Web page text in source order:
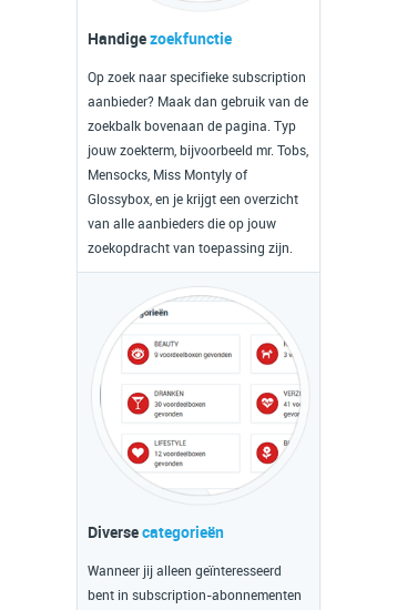
Handigezoekfunctie
Op zoek naar specifieke subscription
aanbieder? Maak dan gebruik van de
zoekbalk bovenaan de pagina. Typ
jouw zoekterm, bijvoorbeeld mr. Tobs,
Mensocks, Miss Montyly of
Glossybox, en je krijgt een overzicht
van alle aanbieders die op jouw
zoekopdracht van toepassing zijn.
Diversecategorieën
Wanneer jij alleen geïnteresseerd
bent in subscription-abonnementen